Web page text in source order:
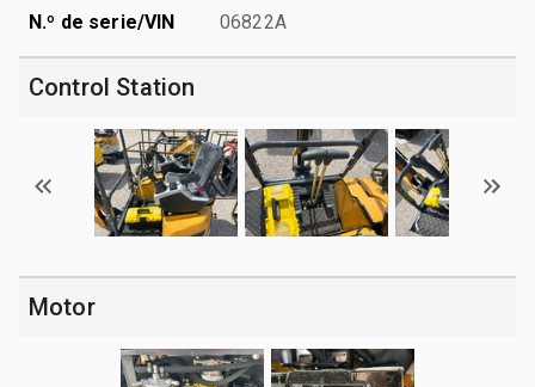
N.º de serie/VIN 06822A
Control Station
Motor